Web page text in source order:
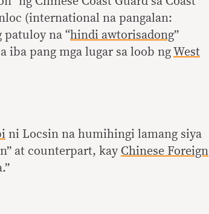
(international na pangalan:
patuloy na “hindi awtorisadong”
iba pang mga lugar sa loob ng West
ni Locsin na humihingi lamang siya
at counterpart, kay Chinese Foreign